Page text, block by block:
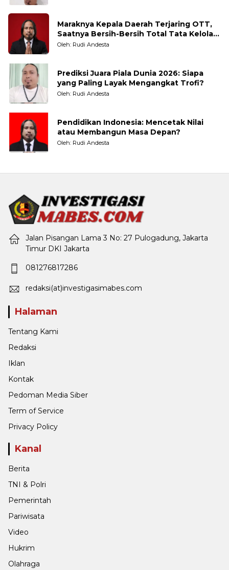
Maraknya Kepala Daerah Terjaring OTT,
Saatnya Bersih-Bersih Total Tata Kelola
Pemerintahan
Oleh: Rudi Andesta
Prediksi Juara Piala Dunia 2026: Siapa
yang Paling Layak Mengangkat Trofi?
Oleh: Rudi Andesta
Pendidikan Indonesia: Mencetak Nilai
atau Membangun Masa Depan?
Oleh: Rudi Andesta
Jalan Pisangan Lama 3 No: 27 Pulogadung, Jakarta
Timur DKI Jakarta
081276817286
redaksi(at)investigasimabes.com
Halaman
Tentang Kami
Redaksi
Iklan
Kontak
Pedoman Media Siber
Term of Service
Privacy Policy
Kanal
Berita
TNI & Polri
Pemerintah
Pariwisata
Video
Hukrim
Olahraga